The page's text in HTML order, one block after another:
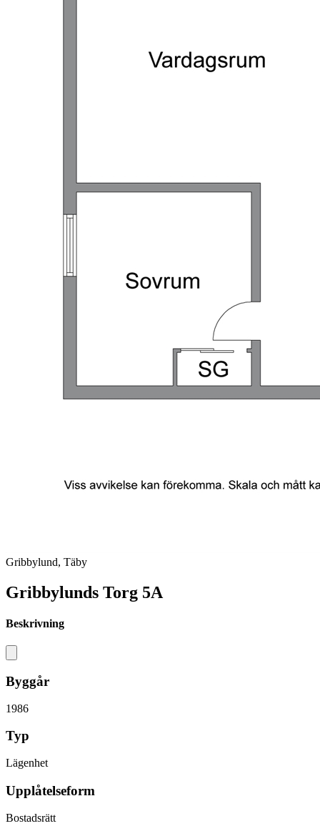
Gribbylund, Täby
Gribbylunds Torg 5A
Beskrivning
Byggår
1986
Typ
Lägenhet
Upplåtelseform
Bostadsrätt